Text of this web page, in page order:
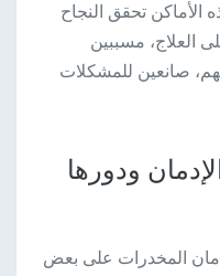
الأماكن تحقق النجاح
العلاج، مسببين
صانعين للمشكلات
ودورها
المخدرات على بعض